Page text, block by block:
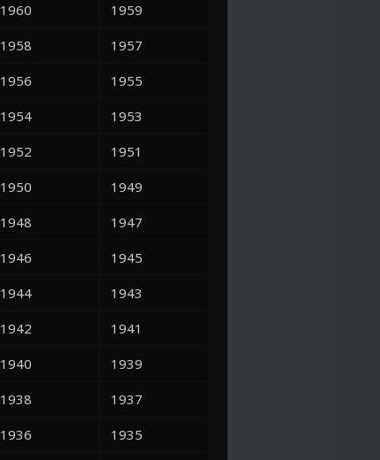
1960
1959
1958
1957
1956
1955
1954
1953
1952
1951
1950
1949
1948
1947
1946
1945
1944
1943
1942
1941
1940
1939
1938
1937
1936
1935